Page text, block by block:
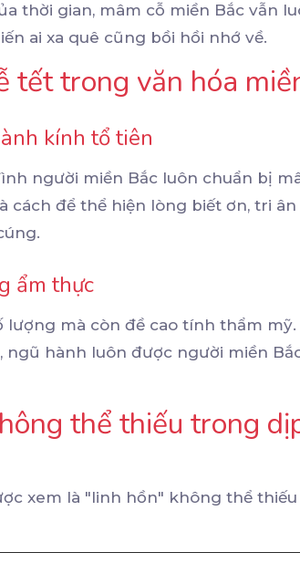
thời gian, mâm cỗ miền Bắc vẫn
ai xa quê cũng bồi hồi nhớ về.
tết trong văn hóa
kính tổ tiên
người miền Bắc luôn chuẩn bị
để thể hiện lòng biết ơn, tri ân
ẩm thực
mà còn đề cao tính thẩm mỹ.
hành luôn được người miền
thể thiếu trong
xem là "linh hồn" không thể